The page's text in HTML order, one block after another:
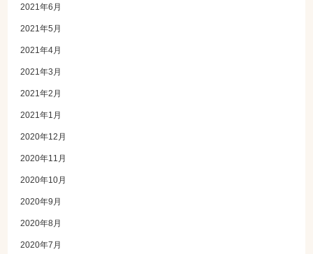
2021年6月
2021年5月
2021年4月
2021年3月
2021年2月
2021年1月
2020年12月
2020年11月
2020年10月
2020年9月
2020年8月
2020年7月